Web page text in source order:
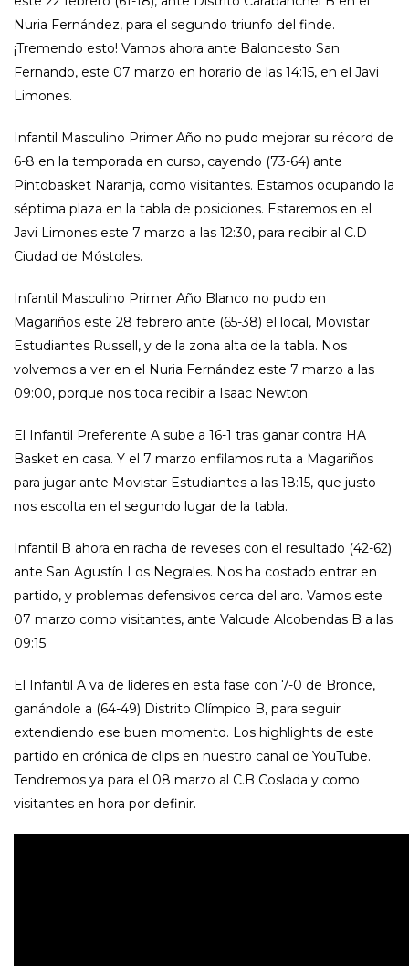
Nuria Fernández, para el segundo triunfo del finde.
¡Tremendo esto! Vamos ahora ante Baloncesto San
Fernando, este 07 marzo en horario de las 14:15, en el Javi
Limones.
Infantil Masculino Primer Año no pudo mejorar su récord de
6-8 en la temporada en curso, cayendo (73-64) ante
Pintobasket Naranja, como visitantes. Estamos ocupando la
séptima plaza en la tabla de posiciones. Estaremos en el
Javi Limones este 7 marzo a las 12:30, para recibir al C.D
Ciudad de Móstoles.
Infantil Masculino Primer Año Blanco no pudo en
Magariños este 28 febrero ante (65-38) el local, Movistar
Estudiantes Russell, y de la zona alta de la tabla. Nos
volvemos a ver en el Nuria Fernández este 7 marzo a las
09:00, porque nos toca recibir a Isaac Newton.
El Infantil Preferente A sube a 16-1 tras ganar contra HA
Basket en casa. Y el 7 marzo enfilamos ruta a Magariños
para jugar ante Movistar Estudiantes a las 18:15, que justo
nos escolta en el segundo lugar de la tabla.
Infantil B ahora en racha de reveses con el resultado (42-62)
ante San Agustín Los Negrales. Nos ha costado entrar en
partido, y problemas defensivos cerca del aro. Vamos este
07 marzo como visitantes, ante Valcude Alcobendas B a las
09:15.
El Infantil A va de líderes en esta fase con 7-0 de Bronce,
ganándole a (64-49) Distrito Olímpico B, para seguir
extendiendo ese buen momento. Los highlights de este
partido en crónica de clips en nuestro canal de YouTube.
Tendremos ya para el 08 marzo al C.B Coslada y como
visitantes en hora por definir.